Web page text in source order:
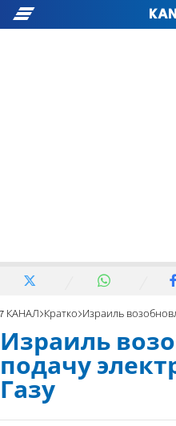
7 КАНАЛ Кратко Израиль возобновляет
Израиль
подачу
Газу